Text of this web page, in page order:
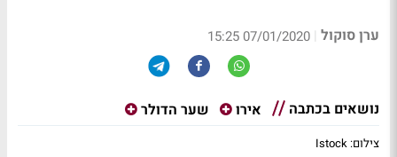
ערן סוקול |
07/01/2020 15:25
נושאים בכתבה אירו שער הדולר
צילום: Istock